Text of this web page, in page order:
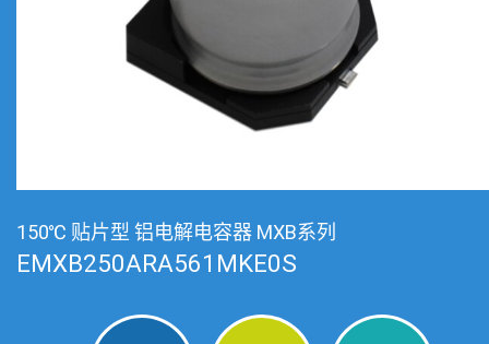
150℃ 贴片型 铝电解电容器 MXB系列
EMXB250ARA561MKE0S